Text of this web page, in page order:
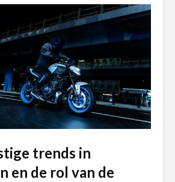
trends in
en de rol van de